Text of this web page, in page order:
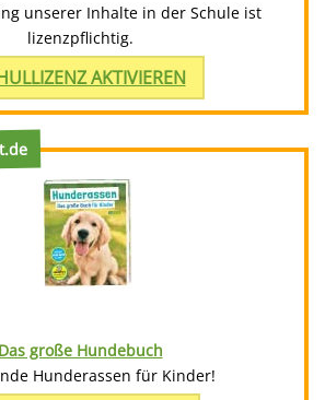
unserer Inhalte in der Schule ist
lizenzpflichtig.
AKTIVIEREN
Das große Hundebuch
Hunderassen für Kinder!